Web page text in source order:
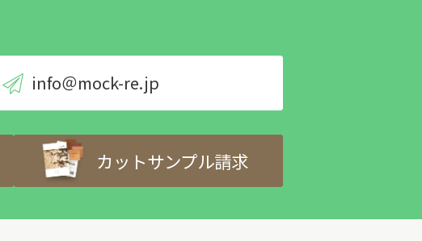
info＠mock-re.jp
カットサンプル請求